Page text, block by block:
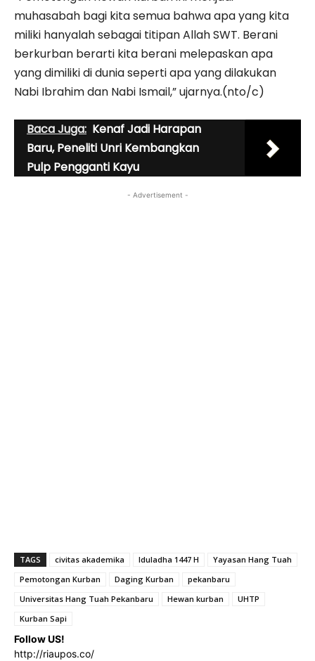
muhasabah bagi kita semua bahwa apa yang kita
miliki hanyalah sebagai titipan Allah SWT. Berani
berkurban berarti kita berani melepaskan apa
yang dimiliki di dunia seperti apa yang dilakukan
Nabi Ibrahim dan Nabi Ismail,” ujarnya.(nto/c)
Baca Juga: Kenaf Jadi Harapan
Baru, Peneliti Unri Kembangkan
Pulp Pengganti Kayu
- Advertisement -
TAGS civitas akademika Iduladha 1447 H
Yayasan Hang Tuah
Pemotongan Kurban
Daging Kurban
pekanbaru
Universitas Hang Tuah Pekanbaru
Hewan kurban
UHTP
Kurban Sapi
Follow US!
http://riaupos.co/